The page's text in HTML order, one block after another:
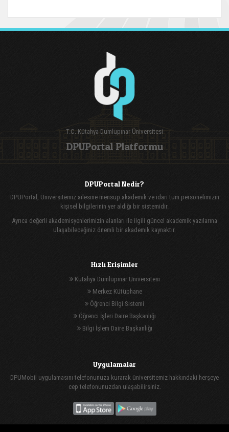
T.C. Kütahya Dumlupınar Üniversitesi
DPUPortal Platformu
DPUPortal Nedir?
DPUPortal, Üniversitemiz ailesine mensup akademik ve idari tüm personelimizin
kişisel bilgilerinin yer aldığı bir sistemidir.
Ayrıca değerli akademisyenlerimizin alanları ile ilgili güncel akademik yazılarına
ulaşabileceğiniz önemli bir akademik kaynaktır.
Hızlı Erişimler
Kütahya Dumlupınar Üniversitesi
Merkez Kütüphane
Öğrenci Bilgi Sistemi
Öğrenci İşleri Daire Başkanlığı
Bilgi İşlem Daire Başkanlığı
Uygulamalar
DPUMobil uygulamasını telefonunuza kurarak üniversitemiz hakkındaki herşeye
cep telefonunuzdan ulaşabilirsiniz.